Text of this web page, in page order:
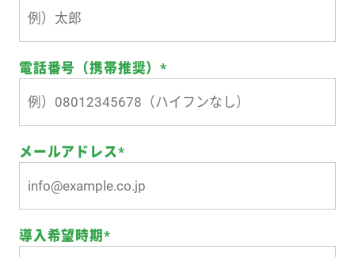
電話番号（携帯推奨）*
メールアドレス*
導入希望時期 *